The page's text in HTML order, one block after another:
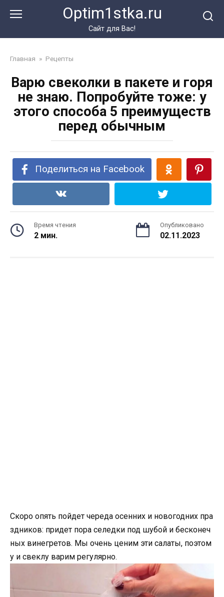
Optim1stka.ru
Сайт для Вас!
Главная » Рецепты
Варю свеколки в пакете и горя
не знаю. Попробуйте тоже: у
этого способа 5 преимуществ
перед обычным
Поделиться на Facebook
Время чтения
2 мин.
Опубликовано
02.11.2023
Скоро опять пойдет череда осенних и новогодних пра
здников: придет пора селедки под шубой и бесконеч
ных винегретов. Мы очень ценим эти салаты, поэтом
у и свеклу варим регулярно.